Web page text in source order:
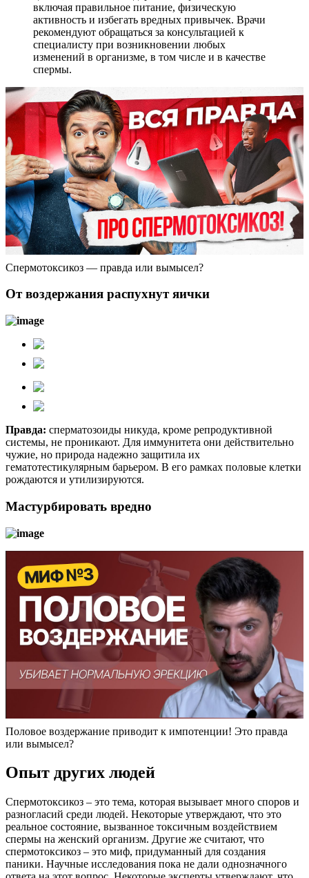
включая правильное питание, физическую
активность и избегать вредных привычек. Врачи
рекомендуют обращаться за консультацией к
специалисту при возникновении любых
изменений в организме, в том числе и в качестве
спермы.
Спермотоксикоз — правда или вымысел?
От воздержания распухнут яички
Правда: сперматозоиды никуда, кроме репродуктивной
системы, не проникают. Для иммунитета они действительно
чужие, но природа надежно защитила их
гематотестикулярным барьером. В его рамках половые клетки
рождаются и утилизируются.
Мастурбировать вредно
Половое воздержание приводит к импотенции! Это правда
или вымысел?
Опыт других людей
Спермотоксикоз – это тема, которая вызывает много споров и
разногласий среди людей. Некоторые утверждают, что это
реальное состояние, вызванное токсичным воздействием
спермы на женский организм. Другие же считают, что
спермотоксикоз – это миф, придуманный для создания
паники. Научные исследования пока не дали однозначного